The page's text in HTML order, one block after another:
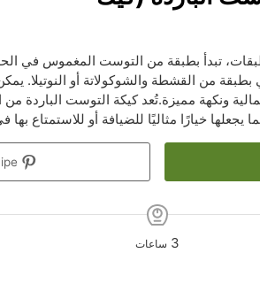
تبدأ بطبقة من التوست المغموس في
من القشطة والشوكولاتة أو النوتيلا.
ونكهة مميزة.تُعد كيكة التوست الباردة من
خيارًا مثاليًا للضيافة أو للاستمتاع
3
ساعات
ساعات